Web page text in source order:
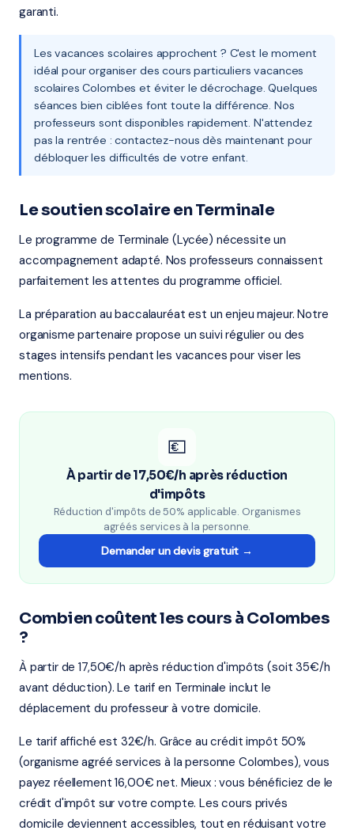
garanti.
Les vacances scolaires approchent ? C'est le moment
idéal pour organiser des cours particuliers vacances
scolaires Colombes et éviter le décrochage. Quelques
séances bien ciblées font toute la différence. Nos
professeurs sont disponibles rapidement. N'attendez
pas la rentrée : contactez-nous dès maintenant pour
débloquer les difficultés de votre enfant.
Le soutien scolaire en Terminale
Le programme de Terminale (Lycée) nécessite un
accompagnement adapté. Nos professeurs connaissent
parfaitement les attentes du programme officiel.
La préparation au baccalauréat est un enjeu majeur. Notre
organisme partenaire propose un suivi régulier ou des
stages intensifs pendant les vacances pour viser les
mentions.
💶
À partir de 17,50€/h après réduction
d'impôts
Réduction d'impôts de 50% applicable. Organismes
agréés services à la personne.
Demander un devis gratuit →
Combien coûtent les cours à Colombes
?
À partir de 17,50€/h après réduction d'impôts (soit 35€/h
avant déduction). Le tarif en Terminale inclut le
déplacement du professeur à votre domicile.
Le tarif affiché est 32€/h. Grâce au crédit impôt 50%
(organisme agréé services à la personne Colombes), vous
payez réellement 16,00€ net. Mieux : vous bénéficiez de le
crédit d'impôt sur votre compte. Les cours privés
domicile deviennent accessibles, tout en réduisant votre